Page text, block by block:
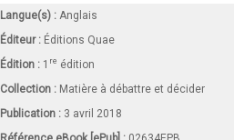
Langue(s) : Anglais
Éditeur : Éditions Quae
Édition : 1 re édition
Collection : Matière à débattre et décider
Publication : 3 avril 2018